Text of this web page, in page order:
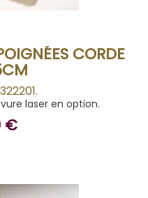
CORDE
laser en option.
€